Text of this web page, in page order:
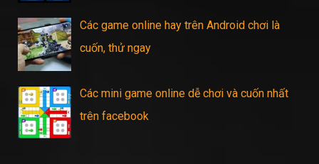
Các game online hay trên Android chơi là
cuốn, thử ngay
Các mini game online dễ chơi và cuốn nhất
trên facebook